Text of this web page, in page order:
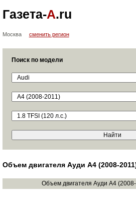
Газета-А.ru
Москва сменить регион
Поиск по модели
Объем двигателя Ауди А4 (2008-
Объем двигателя Ауди А4